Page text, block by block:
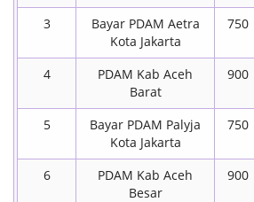
3
Bayar PDAM Aetra
Kota Jakarta
750
4
PDAM Kab Aceh
Barat
900
5
Bayar PDAM Palyja
Kota Jakarta
750
6
PDAM Kab Aceh
Besar
900